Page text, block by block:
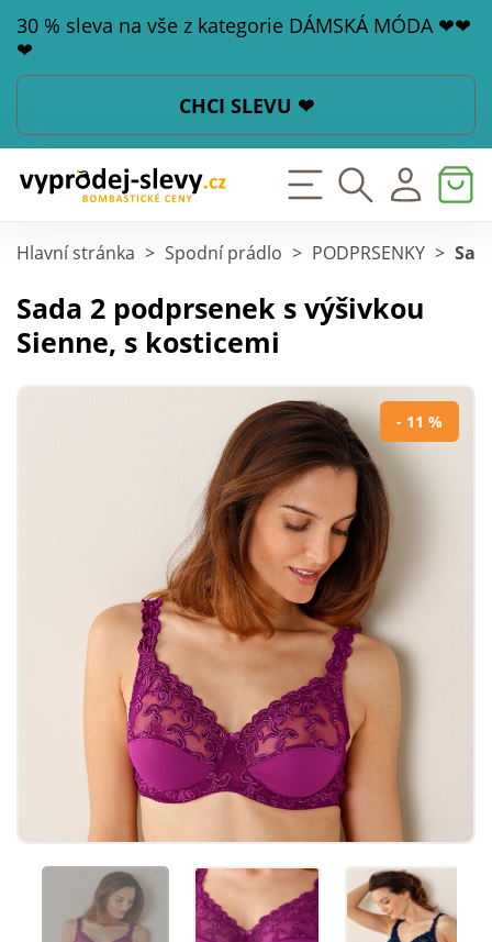
30 % sleva na vše z kategorie DÁMSKÁ MÓDA ❤❤
❤
CHCI SLEVU ❤
Hlavní stránka > Spodní prádlo > PODPRSENKY >
Sada 2 podprsenek s výšivkou
Sienne, s kosticemi
- 11 %